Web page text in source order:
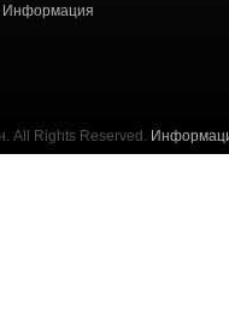
Информация
All Rights Reserved.